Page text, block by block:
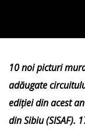
10 noi picturi
adăugate
ediției din acest
din Sibiu (SISAF).